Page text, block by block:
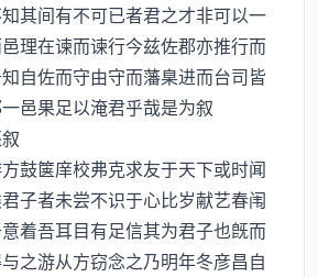
其间有不可已者君之才非可以一
理在谏而谏行今兹佐郡亦推行而
自佐而守由守而藩臬进而台司皆
邑果足以淹君乎哉是为叙
箧庠校弗克求友于天下或时闻
子者未尝不识于心比岁献艺春闱
着吾耳目有足信其为君子也旣而
之游从方窃念之乃明年冬彦昌自